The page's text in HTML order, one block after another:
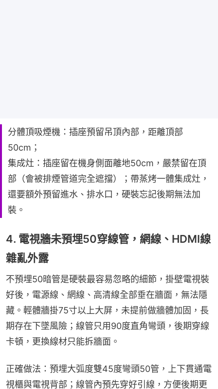
分體頂吸煙機：插座預留吊頂內部，距離頂部
50cm；
集成灶：插座留在機身側面離地50cm，嚴禁留在頂
部（會被排煙管道完全遮擋）；帶蒸烤一體集成灶，
還要額外預留進水、排水口，硬裝忘記後期無法加
裝。
4. 電視牆未預埋50穿線管，網線、HDMI線
雜亂外露
不預埋50暗管是硬裝最容易忽略的細節，掛壁電視裝
好後，電源線、網線、高清線全部垂在牆面，無法隱
藏。輕體牆掛75寸以上大屏，未提前做牆體加固，長
期存在下墜風險；線管只用90度直角彎頭，後期穿線
卡頓，更換線材只能拆牆面。
正確做法：預埋大弧度雙45度彎頭50管，上下貫通電
視櫃與電視背部；線管內預先穿好引線，方便後期更